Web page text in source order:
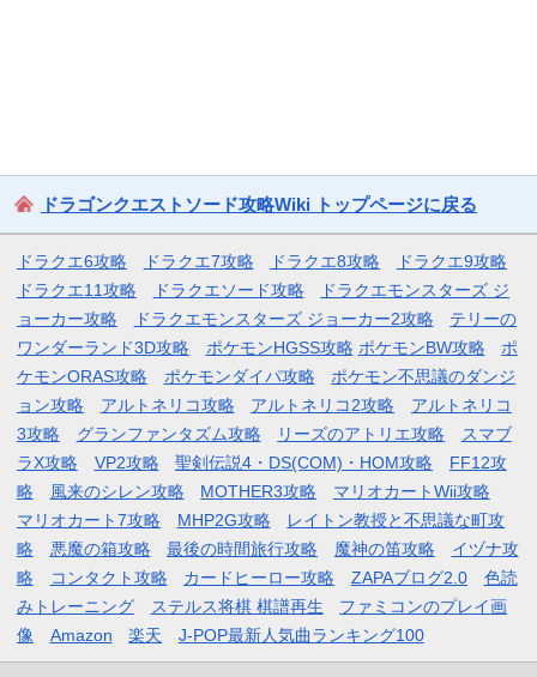
ドラゴンクエストソード攻略Wiki トップページに戻る
ドラクエ6攻略 ドラクエ7攻略 ドラクエ8攻略
ドラクエ9攻略
ドラクエ11攻略
ドラクエソード攻略
ドラクエモンスターズ ジ
ョーカー攻略
ドラクエモンスターズ ジョーカー2攻略
テリーの
ワンダーランド3D攻略
ポケモンHGSS攻略 ポケモンBW攻略
ポ
ケモンORAS攻略
ポケモンダイパ攻略
ポケモン不思議のダンジ
ョン攻略
アルトネリコ攻略 アルトネリコ2攻略
アルトネリコ
3攻略
グランファンタズム攻略 リーズのアトリエ攻略
スマブ
ラX攻略
VP2攻略 聖剣伝説4・DS(COM)・HOM攻略
FF12攻
略
風来のシレン攻略 MOTHER3攻略
マリオカートWii攻略
マリオカート7攻略
MHP2G攻略
レイトン教授と不思議な町攻
略
悪魔の箱攻略 最後の時間旅行攻略 魔神の笛攻略
イヅナ攻
略
コンタクト攻略 カードヒーロー攻略 ZAPAブログ2.0
色読
みトレーニング
ステルス将棋 棋譜再生
ファミコンのプレイ画
像
Amazon 楽天 J-POP最新人気曲ランキング100